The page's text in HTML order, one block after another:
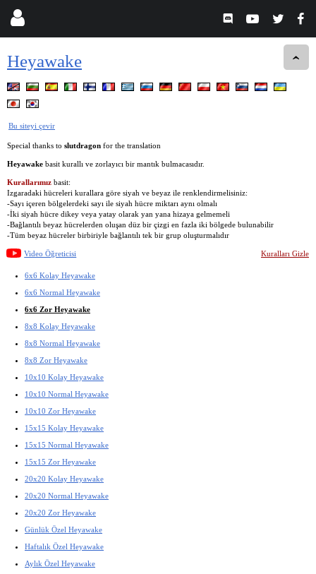
Heyawake
Bu siteyi çevir
Special thanks to slutdragon for the translation
Heyawake basit kurallı ve zorlayıcı bir mantık bulmacasıdır.
Kurallarımız basit:
Izgaradaki hücreleri kurallara göre siyah ve beyaz ile renklendirmelisiniz:
-Sayı içeren bölgelerdeki sayı ile siyah hücre miktarı aynı olmalı
-İki siyah hücre dikey veya yatay olarak yan yana hizaya gelmemeli
-Bağlantılı beyaz hücrelerden oluşan düz bir çizgi en fazla iki bölgede bulunabilir
-Tüm beyaz hücreler birbiriyle bağlantılı tek bir grup oluşturmalıdır
Video Öğreticisi Kuralları Gizle
6x6 Kolay Heyawake
6x6 Normal Heyawake
6x6 Zor Heyawake
8x8 Kolay Heyawake
8x8 Normal Heyawake
8x8 Zor Heyawake
10x10 Kolay Heyawake
10x10 Normal Heyawake
10x10 Zor Heyawake
15x15 Kolay Heyawake
15x15 Normal Heyawake
15x15 Zor Heyawake
20x20 Kolay Heyawake
20x20 Normal Heyawake
20x20 Zor Heyawake
Günlük Özel Heyawake
Haftalık Özel Heyawake
Aylık Özel Heyawake